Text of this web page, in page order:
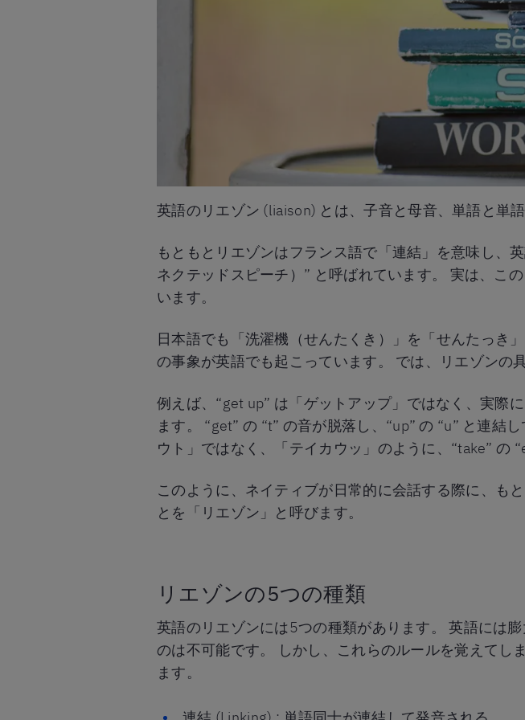
英語のリエゾン (liaison) とは、子音と母音、単語と単
もともとリエゾンはフランス語で「連結」を意味し、
ネクテッドスピーチ）” と呼ばれています。 実は、こ
います。
日本語でも「洗濯機（せんたくき）」を「せんたっき
の事象が英語でも起こっています。 では、リエゾンの
例えば、“get up” は「ゲットアップ」ではなく、実際
ます。 “get” の “t” の音が脱落し、“up” の “u” と連結
ウト」ではなく、「テイカウッ」のように、“take” の
このように、ネイティブが日常的に会話する際に、も
とを「リエゾン」と呼びます。
リエゾンの5つの種類
英語のリエゾンには5つの種類があります。 英語には
のは不可能です。 しかし、これらのルールを覚えてし
ます。